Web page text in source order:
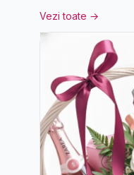
Vezi toate →